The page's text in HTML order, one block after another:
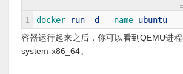
1 docker run -d --name ubuntu --
容器运行起来之后，你可以看到QEMU进
system-x86_64。